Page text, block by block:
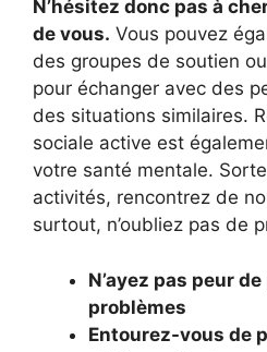
N’hésitez donc pas à
de vous. Vous pouvez
des groupes de soutien
pour échanger avec des
des situations similaires.
sociale active est
votre santé mentale.
activités, rencontrez de
surtout, n’oubliez pas de
N’ayez pas peur
problèmes
Entourez-vous de